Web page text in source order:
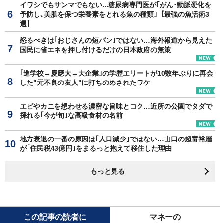
イワシでもサンマでもない...糖尿病専門医が｢がん･動脈硬化を
予防し､美肌を保つ栄養素をとれる魚の種類｣【最強の魚活術3
選】
怒るべきは｢おじさんの短パン｣ではない…海外報道から見えた
国民に省エネを押し付けるだけの日本政府の無策
｢進学校→慶應大→大企業｣の学歴エリートが10数年ぶりに再会
した"元不良の友人"に打ちのめされたワケ
エビやカニを想わせる濃密な旨味とコク…近所の公園でタダで
採れる｢今が旬｣な高級食材の名前
地方衰退の一番の原因は｢人口減少｣ではない…山口の超富裕層
が｢住民税43億円｣をまるっと抱えて移住した理由
もっと見る
この記事の読者に マネーの